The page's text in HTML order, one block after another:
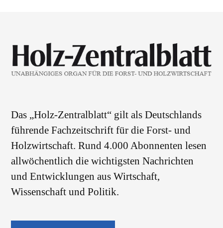
Das „Holz-Zentralblatt“ gilt als Deutschlands
führende Fachzeitschrift für die Forst- und
Holzwirtschaft. Rund 4.000 Abonnenten lesen
allwöchentlich die wichtigsten Nachrichten
und Entwicklungen aus Wirtschaft,
Wissenschaft und Politik.